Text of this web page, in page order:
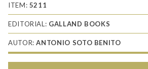
de
la
Francia
cantidad
ITEM: 5211
EDITORIAL: GALLAND BOOKS
AUTOR:ANTONIO SOTO BENITO